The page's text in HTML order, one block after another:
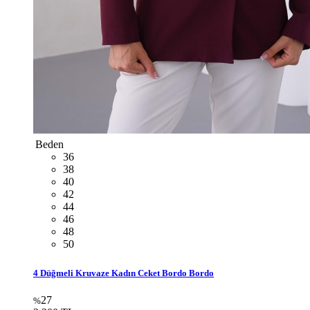
Beden
36
38
40
42
44
46
48
50
4 Düğmeli Kruvaze Kadın Ceket Bordo Bordo
%27